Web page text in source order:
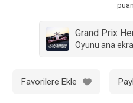
Grand Prix
Oyunu ana
Favorilere Ekle